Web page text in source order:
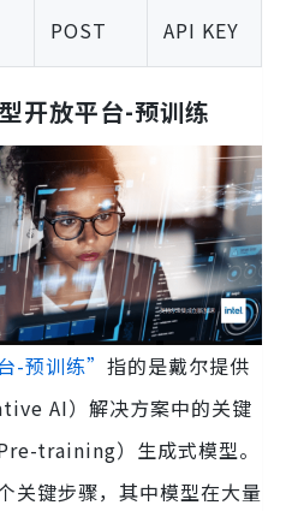
POST API KEY
开放平台-预训练
-预训练” 指的是戴尔提供
AI）解决方案中的关键
training）生成式模型。
关键步骤，其中模型在大量